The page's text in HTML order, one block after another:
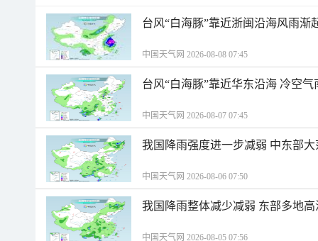
台风“白海豚”靠近浙闽沿海风雨渐
中国天气网 2026-08-08 07:45
台风“白海豚”靠近华东沿海 冷空
中国天气网 2026-08-07 07:45
我国降雨强度进一步减弱 中东部
中国天气网 2026-08-06 07:50
我国降雨整体减少减弱 东部多地
中国天气网 2026-08-05 07:56